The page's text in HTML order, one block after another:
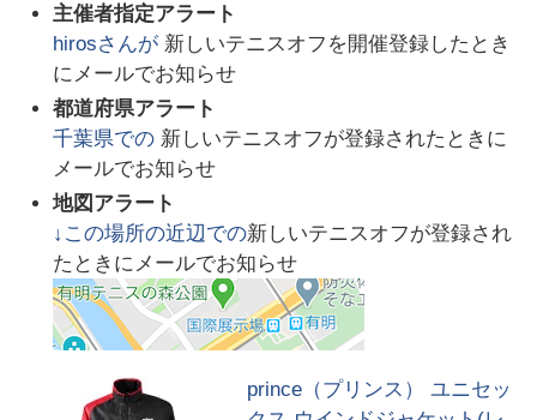
主催者指定アラート
hirosさんが 新しいテニスオフを開催登録したとき
にメールでお知らせ
都道府県アラート
千葉県での 新しいテニスオフが登録されたときに
メールでお知らせ
地図アラート
↓この場所の近辺での新しいテニスオフが登録され
たときにメールでお知らせ
prince（プリンス） ユニセッ